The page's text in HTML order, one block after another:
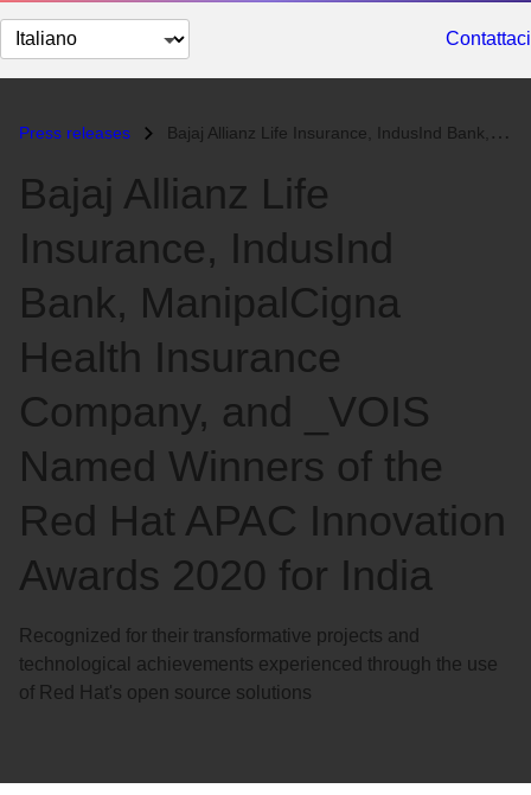
Cambia
lingua
Contattaci
Press releases Bajaj Allianz Life Insurance, IndusInd Bank, ManipalCigna Health Insur...
Bajaj Allianz Life
Insurance, IndusInd
Bank, ManipalCigna
Health Insurance
Company, and _VOIS
Named Winners of the
Red Hat APAC Innovation
Awards 2020 for India
Recognized for their transformative projects and
technological achievements experienced through the use
of Red Hat's open source solutions